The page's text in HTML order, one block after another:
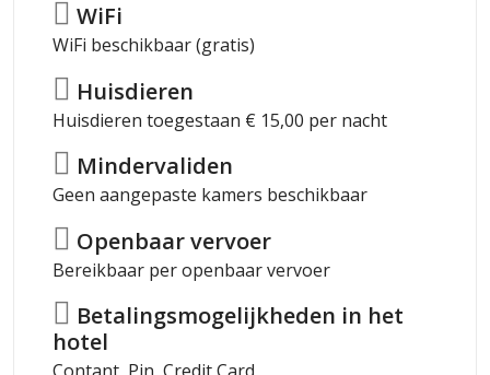
WiFi
WiFi beschikbaar (gratis)
Huisdieren
Huisdieren toegestaan € 15,00 per nacht
Mindervaliden
Geen aangepaste kamers beschikbaar
Openbaar vervoer
Bereikbaar per openbaar vervoer
Betalingsmogelijkheden in het
hotel